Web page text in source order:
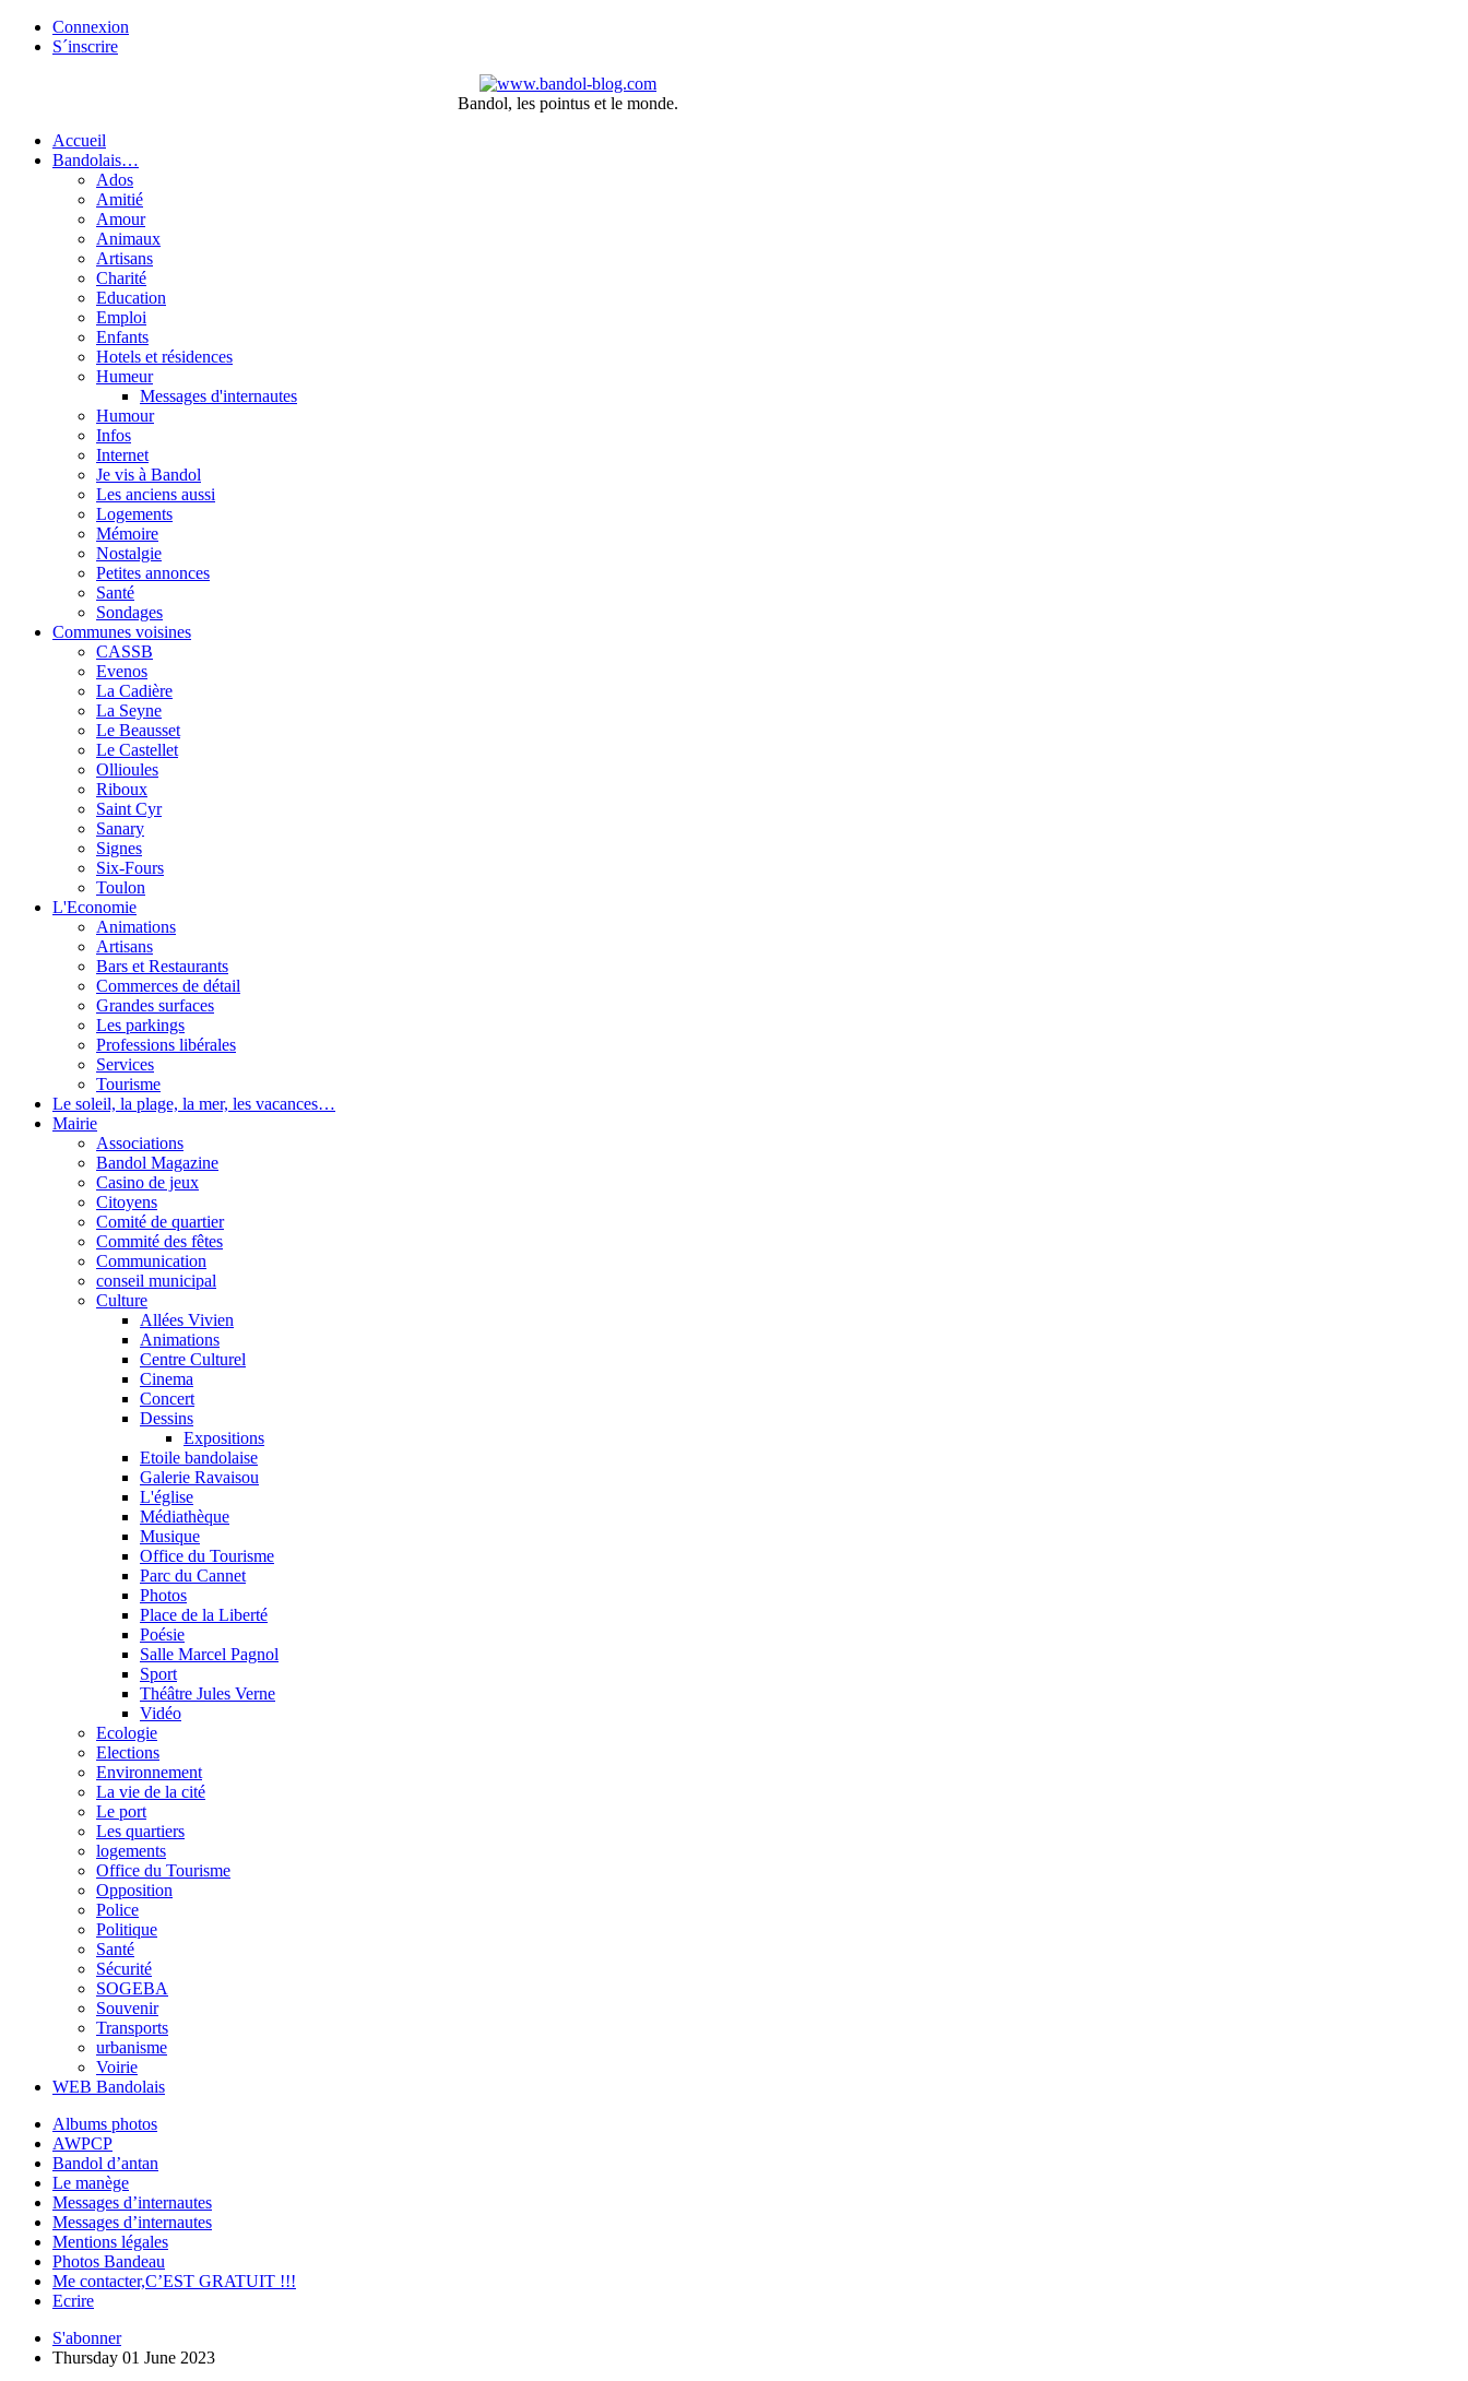
Connexion
S´inscrire
Bandol, les pointus et le monde.
Accueil
Bandolais…
Ados
Amitié
Amour
Animaux
Artisans
Charité
Education
Emploi
Enfants
Hotels et résidences
Humeur
Messages d'internautes
Humour
Infos
Internet
Je vis à Bandol
Les anciens aussi
Logements
Mémoire
Nostalgie
Petites annonces
Santé
Sondages
Communes voisines
CASSB
Evenos
La Cadière
La Seyne
Le Beausset
Le Castellet
Ollioules
Riboux
Saint Cyr
Sanary
Signes
Six-Fours
Toulon
L'Economie
Animations
Artisans
Bars et Restaurants
Commerces de détail
Grandes surfaces
Les parkings
Professions libérales
Services
Tourisme
Le soleil, la plage, la mer, les vacances…
Mairie
Associations
Bandol Magazine
Casino de jeux
Citoyens
Comité de quartier
Commité des fêtes
Communication
conseil municipal
Culture
Allées Vivien
Animations
Centre Culturel
Cinema
Concert
Dessins
Expositions
Etoile bandolaise
Galerie Ravaisou
L'église
Médiathèque
Musique
Office du Tourisme
Parc du Cannet
Photos
Place de la Liberté
Poésie
Salle Marcel Pagnol
Sport
Théâtre Jules Verne
Vidéo
Ecologie
Elections
Environnement
La vie de la cité
Le port
Les quartiers
logements
Office du Tourisme
Opposition
Police
Politique
Santé
Sécurité
SOGEBA
Souvenir
Transports
urbanisme
Voirie
WEB Bandolais
Albums photos
AWPCP
Bandol d’antan
Le manège
Messages d’internautes
Messages d’internautes
Mentions légales
Photos Bandeau
Me contacter,C’EST GRATUIT !!!
Ecrire
S'abonner
Thursday 01 June 2023